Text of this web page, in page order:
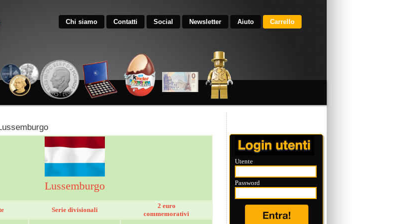
Chi siamo Contatti Social Newsletter Aiuto Carrello
Lussemburgo
Serie divisionali
2 euro
commemorativi
Utente
Password